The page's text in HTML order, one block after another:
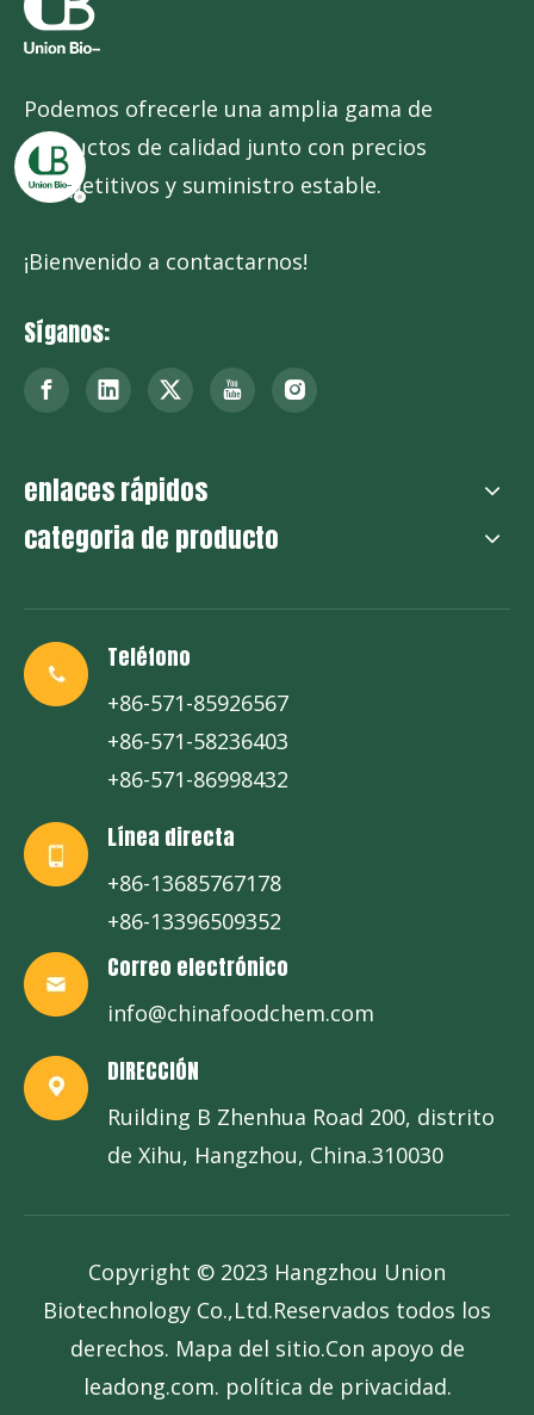
Podemos ofrecerle una amplia gama de
productos de calidad junto con precios
competitivos y suministro estable.
¡Bienvenido a contactarnos!
Síganos:
enlaces rápidos
categoria de producto
Teléfono
+86-571-85926567
+86-571-58236403
+86-571-86998432
Línea directa
+86-13685767178
+86-13396509352
Correo electrónico
info@chinafoodchem.com
DIRECCIÓN
Ruilding B Zhenhua Road 200, distrito
de Xihu, Hangzhou, China.310030
Copyright © 2023 Hangzhou Union
Biotechnology Co.,Ltd.Reservados todos los
derechos. Mapa del sitio.Con apoyo de
leadong.com. política de privacidad.